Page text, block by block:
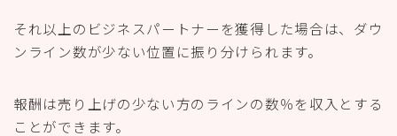
それ以上のビジネスパートナーを獲得した場合は、ダウ
ンライン数が少ない位置に振り分けられます。
報酬は売り上げの少ない方のラインの数％を収入とする
ことができます。